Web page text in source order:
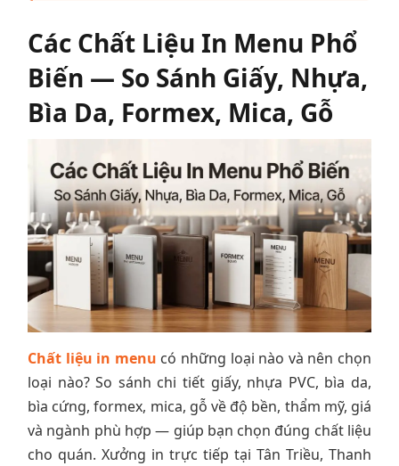
Các Chất Liệu In Menu Phổ
Biến — So Sánh Giấy, Nhựa,
Bìa Da, Formex, Mica, Gỗ
Chất liệu in menu có những loại nào và nên chọn
loại nào? So sánh chi tiết giấy, nhựa PVC, bìa da,
bìa cứng, formex, mica, gỗ về độ bền, thẩm mỹ, giá
và ngành phù hợp — giúp bạn chọn đúng chất liệu
cho quán. Xưởng in trực tiếp tại Tân Triều, Thanh